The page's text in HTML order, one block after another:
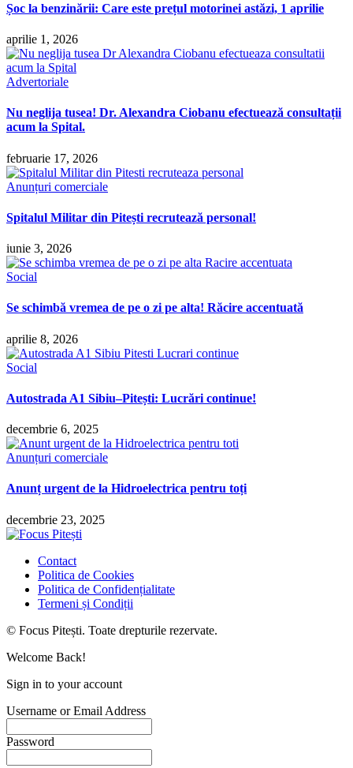
Șoc la benzinării: Care este prețul motorinei astăzi, 1 aprilie
aprilie 1, 2026
Advertoriale
Nu neglija tusea! Dr. Alexandra Ciobanu efectuează consultații
acum la Spital.
februarie 17, 2026
Anunțuri comerciale
Spitalul Militar din Pitești recrutează personal!
iunie 3, 2026
Social
Se schimbă vremea de pe o zi pe alta! Răcire accentuată
aprilie 8, 2026
Social
Autostrada A1 Sibiu–Pitești: Lucrări continue!
decembrie 6, 2025
Anunțuri comerciale
Anunț urgent de la Hidroelectrica pentru toți
decembrie 23, 2025
Contact
Politica de Cookies
Politica de Confidențialitate
Termeni și Condiții
© Focus Pitești. Toate drepturile rezervate.
Welcome Back!
Sign in to your account
Username or Email Address
Password